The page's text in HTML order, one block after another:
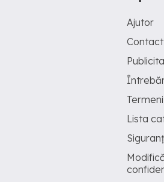
Ajutor
Contact
Lista